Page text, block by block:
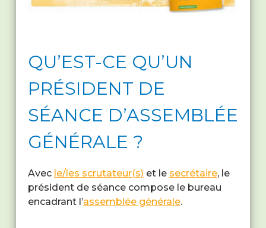
QU’EST-CE QU’UN
PRÉSIDENT DE
SÉANCE D’ASSEMBLÉE
GÉNÉRALE ?
Avec le/les scrutateur(s) et le secrétaire, le
président de séance compose le bureau
encadrant l’assemblée générale.